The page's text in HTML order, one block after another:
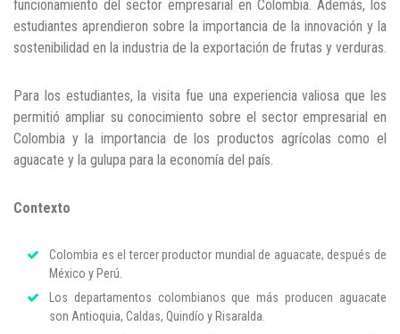
funcionamiento del sector empresarial en Colombia. Además, los
estudiantes aprendieron sobre la importancia de la innovación y la
sostenibilidad en la industria de la exportación de frutas y verduras.
Para los estudiantes, la visita fue una experiencia valiosa que les
permitió ampliar su conocimiento sobre el sector empresarial en
Colombia y la importancia de los productos agrícolas como el
aguacate y la gulupa para la economía del país.
Contexto
Colombia es el tercer productor mundial de aguacate, después de
México y Perú.
Los departamentos colombianos que más producen aguacate
son Antioquia, Caldas, Quindío y Risaralda.